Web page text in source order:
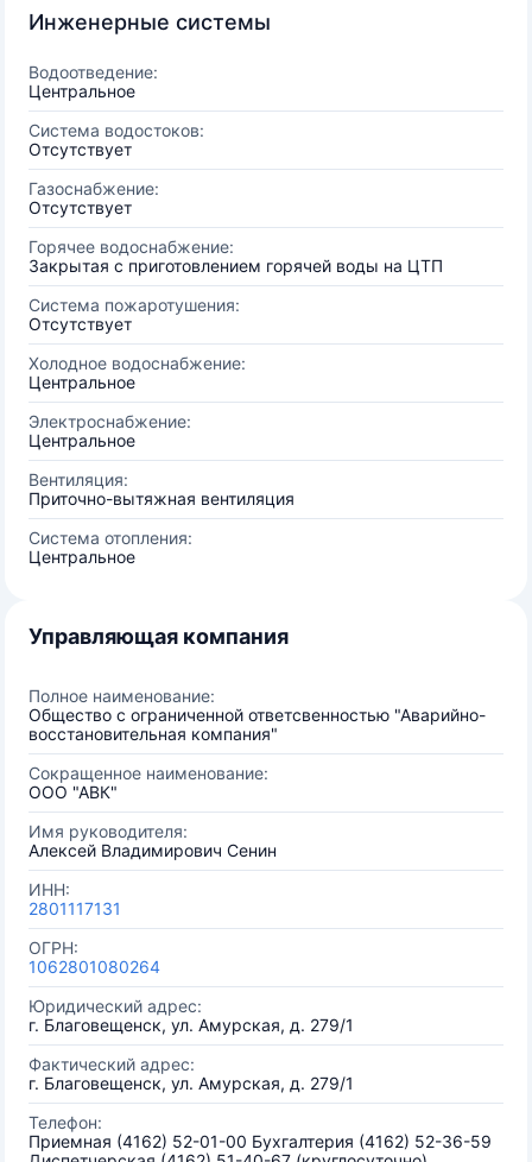
Инженерные системы
Водоотведение:
Центральное
Система водостоков:
Отсутствует
Газоснабжение:
Отсутствует
Горячее водоснабжение:
Закрытая с приготовлением горячей воды на ЦТП
Система пожаротушения:
Отсутствует
Холодное водоснабжение:
Центральное
Электроснабжение:
Центральное
Вентиляция:
Приточно-вытяжная вентиляция
Система отопления:
Центральное
Управляющая компания
Полное наименование:
Общество с ограниченной ответсвенностью "Аварийно-
восстановительная компания"
Сокращенное наименование:
ООО "АВК"
Имя руководителя:
Алексей Владимирович Сенин
ИНН:
2801117131
ОГРН:
1062801080264
Юридический адрес:
г. Благовещенск, ул. Амурская, д. 279/1
Фактический адрес:
г. Благовещенск, ул. Амурская, д. 279/1
Телефон:
Приемная (4162) 52-01-00 Бухгалтерия (4162) 52-36-59